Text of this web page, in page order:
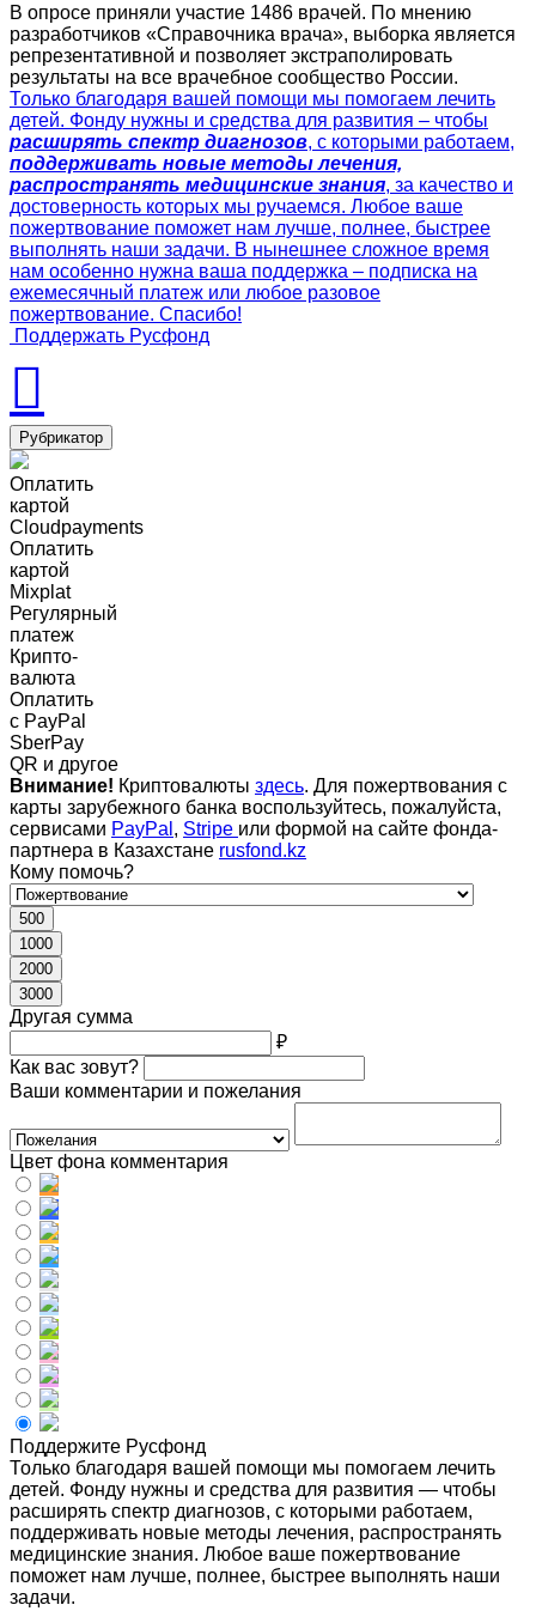
В опросе приняли участие 1486 врачей. По мнению
разработчиков «Справочника врача», выборка является
репрезентативной и позволяет экстраполировать
результаты на все врачебное сообщество России.
Только благодаря вашей помощи мы помогаем лечить
детей. Фонду нужны и средства для развития – чтобы
расширять спектр диагнозов, с которыми работаем,
поддерживать новые методы лечения,
распространять медицинские знания, за качество и
достоверность которых мы ручаемся. Любое ваше
пожертвование поможет нам лучше, полнее, быстрее
выполнять наши задачи. В нынешнее сложное время
нам особенно нужна ваша поддержка – подписка на
ежемесячный платеж или любое разовое
пожертвование. Спасибо!
Поддержать Русфонд
Рубрикатор
Оплатить
картой
Cloudpayments
Оплатить
картой
Mixplat
Регулярный
платеж
Крипто-
валюта
Оплатить
c PayPal
SberPay
QR и другое
Внимание! Криптовалюты здесь. Для пожертвования с
карты зарубежного банка воспользуйтесь, пожалуйста,
сервисами PayPal , Stripe или формой на сайте фонда-
партнера в Казахстане rusfond.kz
Кому помочь?
500
1000
2000
3000
Другая сумма
₽
Как вас зовут?
Ваши комментарии и пожелания
Цвет фона комментария
Поддержите Русфонд
Только благодаря вашей помощи мы помогаем лечить
детей. Фонду нужны и средства для развития — чтобы
расширять спектр диагнозов, с которыми работаем,
поддерживать новые методы лечения, распространять
медицинские знания. Любое ваше пожертвование
поможет нам лучше, полнее, быстрее выполнять наши
задачи.